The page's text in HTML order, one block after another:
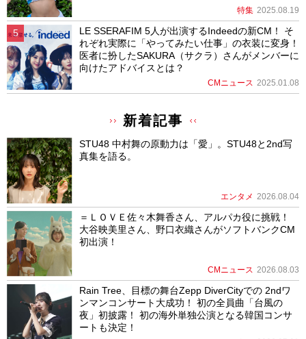
特集 2025.08.19
LE SSERAFIM 5人が出演するIndeedの新CM！ そ
れぞれ実際に「やってみたい仕事」の衣装に変身！
医者に扮したSAKURA（サクラ）さんがメンバーに
向けたアドバイスとは？
CMニュース 2025.01.08
新着記事
STU48 中村舞の原動力は「愛」。STU48と2nd写
真集を語る。
エンタメ 2026.08.04
＝ＬＯＶＥ佐々木舞香さん、アルパカ役に挑戦！
大谷映美里さん、野口衣織さんがソフトバンクCM
初出演！
CMニュース 2026.08.03
Rain Tree、目標の舞台Zepp DiverCityでの 2ndワ
ンマンコンサート大成功！ 初の全員曲「台風の
夜」初披露！ 初の海外単独公演となる韓国コンサ
ートも決定！